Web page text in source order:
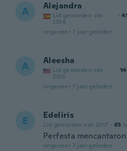
A Alejandra
Lid geworden van
2016
·
ongeveer 7 jaar geleden
A Aleesha
Lid geworden van
2013
·
ongeveer 7 jaar geleden
E Edeliris
Lid geworden van 2017 · 65
Perfesta mencantaron
ongeveer 7 jaar geleden